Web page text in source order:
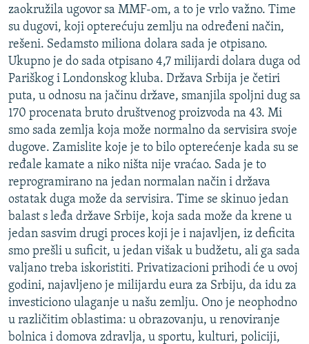
zaokružila ugovor sa MMF-om, a to je vrlo važno. Time
su dugovi, koji opterećuju zemlju na određeni način,
rešeni. Sedamsto miliona dolara sada je otpisano.
Ukupno je do sada otpisano 4,7 milijardi dolara duga od
Pariškog i Londonskog kluba. Država Srbija je četiri
puta, u odnosu na jačinu države, smanjila spoljni dug sa
170 procenata bruto društvenog proizvoda na 43. Mi
smo sada zemlja koja može normalno da servisira svoje
dugove. Zamislite koje je to bilo opterećenje kada su se
ređale kamate a niko ništa nije vraćao. Sada je to
reprogramirano na jedan normalan način i država
ostatak duga može da servisira. Time se skinuo jedan
balast s leđa države Srbije, koja sada može da krene u
jedan sasvim drugi proces koji je i najavljen, iz deficita
smo prešli u suficit, u jedan višak u budžetu, ali ga sada
valjano treba iskoristiti. Privatizacioni prihodi će u ovoj
godini, najavljeno je milijardu eura za Srbiju, da idu za
investiciono ulaganje u našu zemlju. Ono je neophodno
u različitim oblastima: u obrazovanju, u renoviranje
bolnica i domova zdravlja, u sportu, kulturi, policiji,